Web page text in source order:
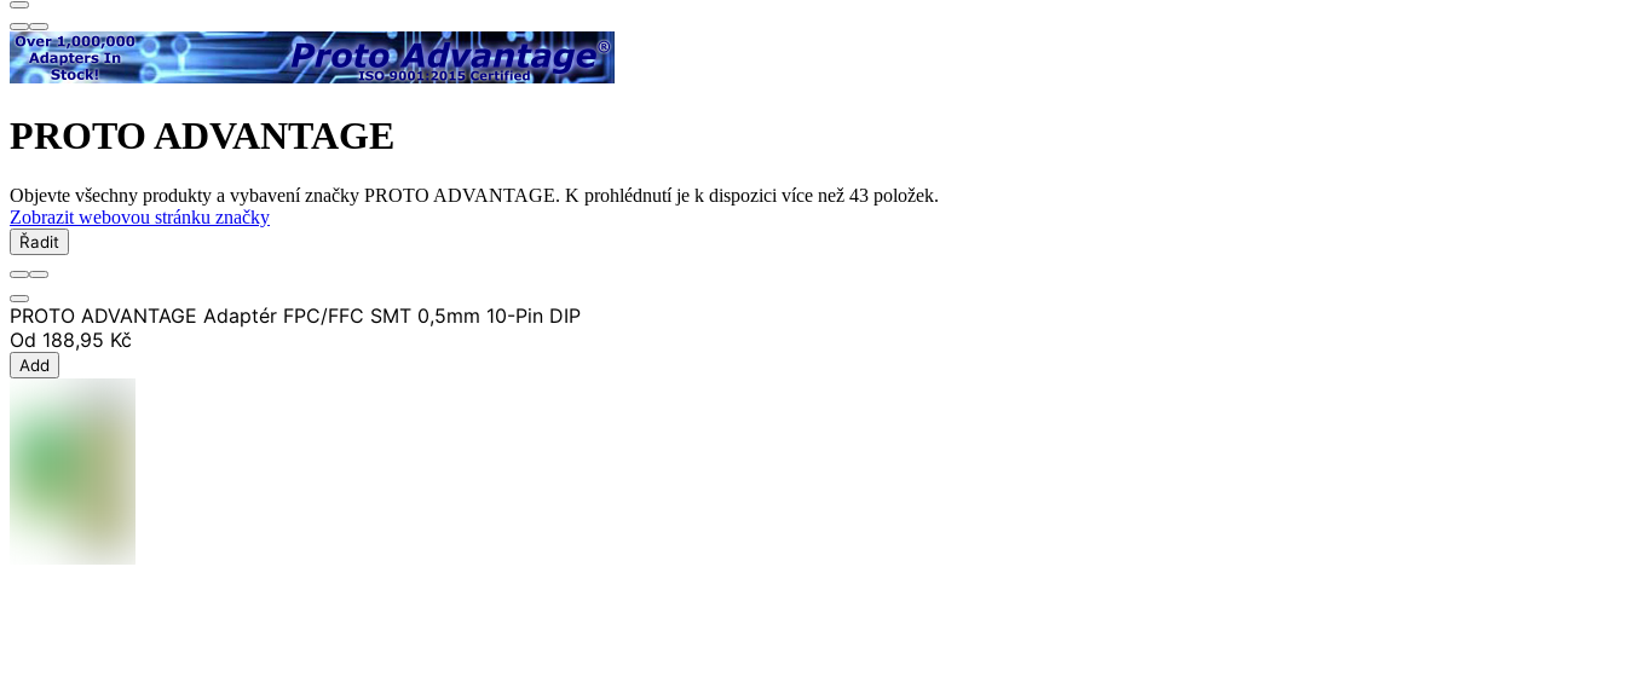
PROTO ADVANTAGE
Objevte všechny produkty a vybavení značky PROTO ADVANTAGE. K prohlédnutí je k dispozici více než 43 položek.
Zobrazit webovou stránku značky
Řadit
PROTO ADVANTAGE Adaptér FPC/FFC SMT 0,5mm 10-Pin DIP
Od 188,95 Kč
Add